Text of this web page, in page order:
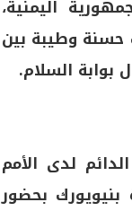
اليمنية،
حسنة وطيبة بين
السلام.
لدى الأمم
بحضور